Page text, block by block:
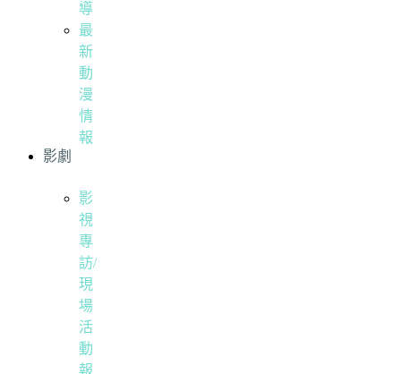
導
最
新
動
漫
情
報
影劇
影
視
專
訪/
現
場
活
動
報